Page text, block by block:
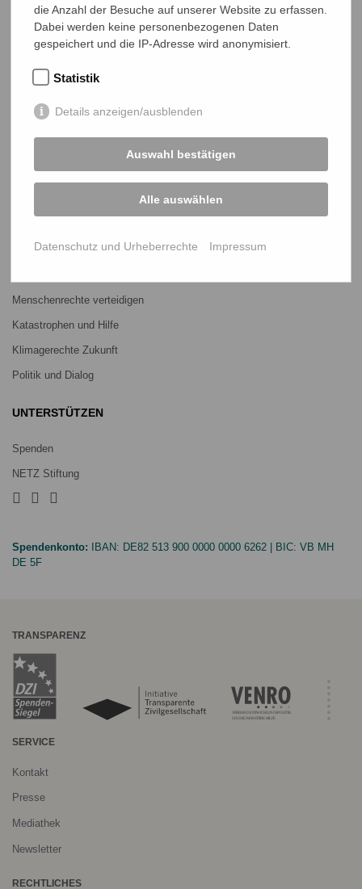
Telefon 0641 - 26 555 600
netz@bangladesch.org
START
Bangladesch-Portal
PROJEKTE
Ein Leben lang genug Reis
Menschenrechte verteidigen
Katastrophen und Hilfe
Klimagerechte Zukunft
Politik und Dialog
UNTERSTÜTZEN
Spenden
NETZ Stiftung
Spendenkonto: IBAN: DE82 513 900 0000 0000 6262 | BIC: VB MH
DE 5F
TRANSPARENZ
SERVICE
Kontakt
Presse
Mediathek
Newsletter
RECHTLICHES
die Anzahl der Besuche auf unserer Website zu erfassen.
Dabei werden keine personenbezogenen Daten
gespeichert und die IP-Adresse wird anonymisiert.
Statistik
Details anzeigen/ausblenden
Auswahl bestätigen
Alle auswählen
Datenschutz und Urheberrechte Impressum